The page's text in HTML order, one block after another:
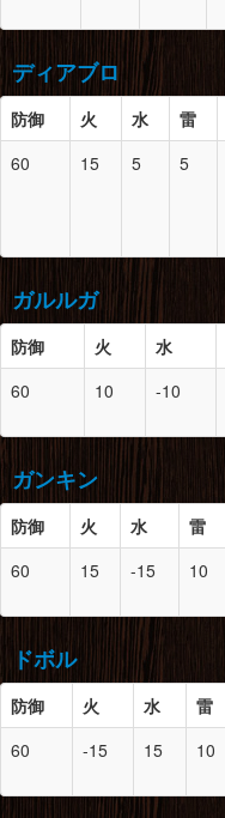
脚
12
腕 12 1
腰
12 1
頭
12 2
胴
12
腰
12
12 2
ディアブロ
防御 火 水 雷
60
15 5 5
頭
12 2
胴
12 1
0
腰
12 0
脚
ガルルガ
防御 火 水
60
10 -10
防御 スロット
頭
12 2
胴
12
3
12 2
ガンキン
防御 火 水 雷
60
15 -15 10
防御 スロット
頭
12 1
胴
12
腕
12 1
ドボル
防御 火 水 雷
60
-15 15 10
防御 スロット
頭
12 1